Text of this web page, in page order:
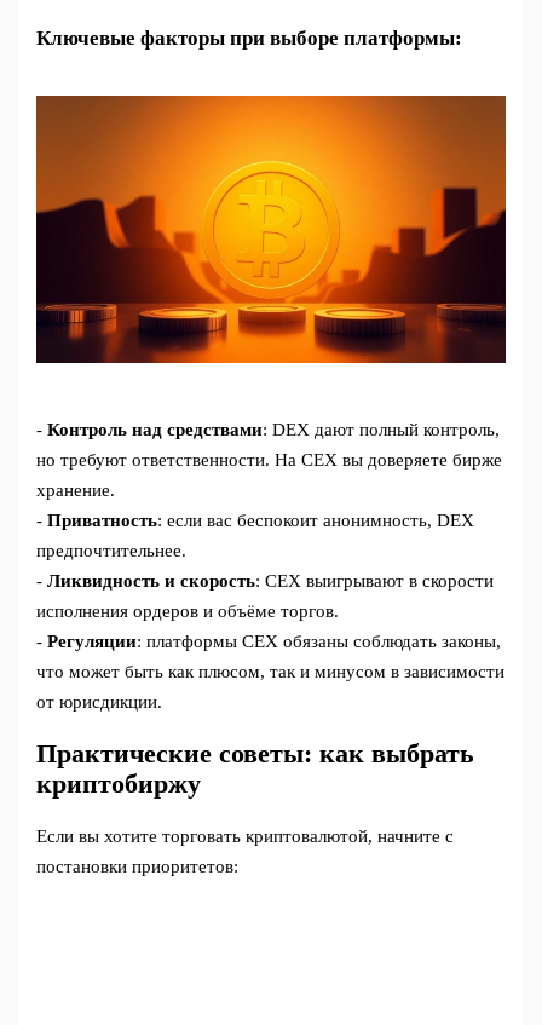
Ключевые факторы при выборе платформы:
-Контроль над средствами: DEX дают полный контроль,
но требуют ответственности. На CEX вы доверяете бирже
хранение.
-Приватность: если вас беспокоит анонимность, DEX
предпочтительнее.
-Ликвидность и скорость: CEX выигрывают в скорости
исполнения ордеров и объёме торгов.
-Регуляции: платформы CEX обязаны соблюдать законы,
что может быть как плюсом, так и минусом в зависимости
от юрисдикции.
Практические советы: как выбрать
криптобиржу
Если вы хотите торговать криптовалютой, начните с
постановки приоритетов: